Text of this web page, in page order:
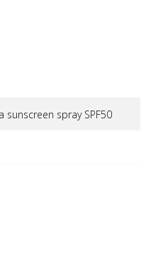
sunscreen spray SPF50